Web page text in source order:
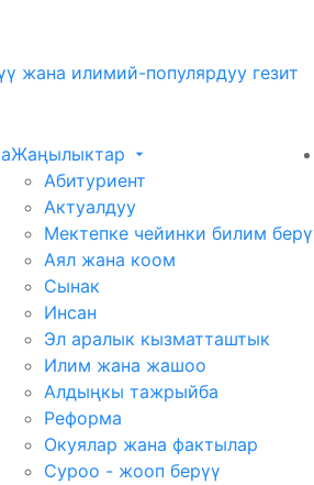
жана илимий-популярдуу гезит
Жаңылыктар
Абитуриент
Актуалдуу
Мектепке чейинки билим
Аял жана коом
Сынак
Инсан
Эл аралык кызматташтык
Илим жана жашоо
Алдыңкы тажрыйба
Реформа
Окуялар жана фактылар
Суроо - жооп берүү